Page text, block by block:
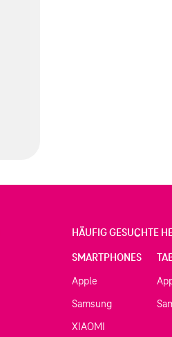
HÄUFIG GESUCHTE
SMARTPHONES
Apple
Samsung
XIAOMI